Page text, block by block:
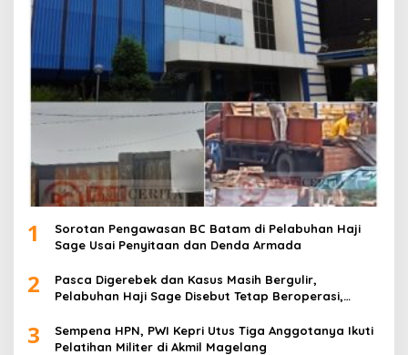
1
Sorotan Pengawasan BC Batam di Pelabuhan Haji
Sage Usai Penyitaan dan Denda Armada
2
Pasca Digerebek dan Kasus Masih Bergulir,
Pelabuhan Haji Sage Disebut Tetap Beroperasi,
3
Sempena HPN, PWI Kepri Utus Tiga Anggotanya Ikuti
Pelatihan Militer di Akmil Magelang